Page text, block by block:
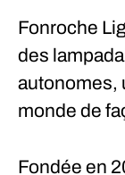
Fonroche
des
autonomes,
monde de
Fondée en